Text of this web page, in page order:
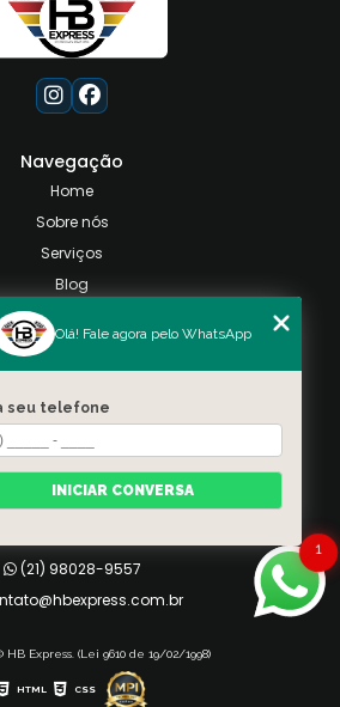
Navegação
Home
Sobre nós
Serviços
Blog
Categorias
Mapa do site
Contato
Rio de Janeiro
(21) 98028-9557
(21) 98028-9557
Express. (Lei 9610 de 19/02/1998)
HTML CSS
1
Olá! Fale agora pelo WhatsApp
seu telefone
INICIAR CONVERSA